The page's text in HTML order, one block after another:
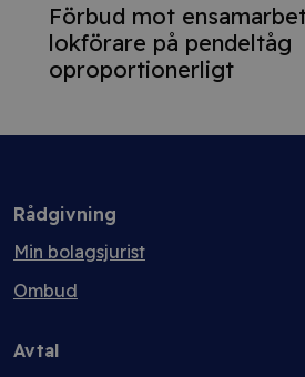
Förbud mot
lokförare på pendeltåg
oproportionerligt
Rådgivning
Min bolagsjurist
Ombud
Avtal